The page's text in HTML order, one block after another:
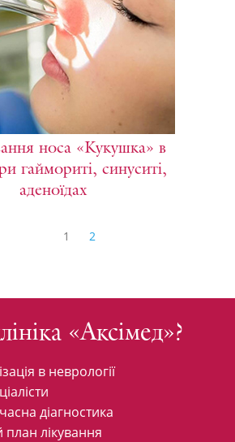
носа «Кукушка» в
гаймориті, синуситі,
аденоїдах
1 2
«Аксімед»?
в неврології
діагностика
план лікування